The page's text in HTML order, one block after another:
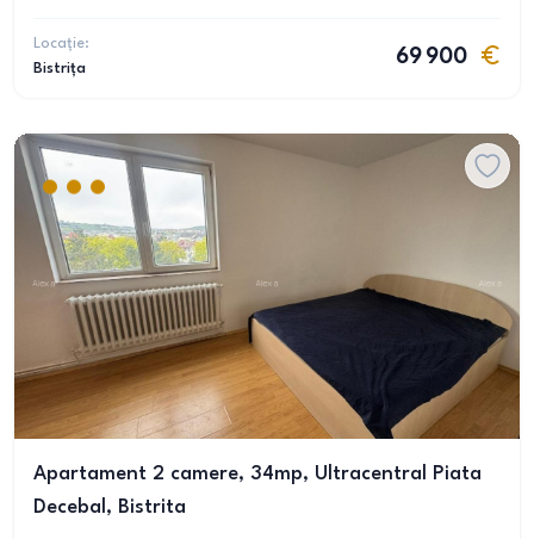
Locație:
Bistrița
69 900
Apartament 2 camere, 34mp, Ultracentral Piata
Decebal, Bistrita